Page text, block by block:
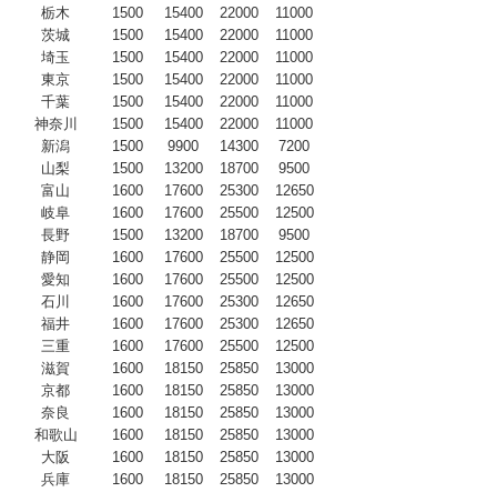
栃木
1500 15400 22000
11000
茨城
1500 15400 22000
11000
埼玉
1500 15400 22000
11000
東京
1500 15400 22000
11000
千葉
1500 15400 22000
11000
神奈川
1500 15400 22000
11000
新潟
1500 9900 14300
7200
山梨
1500 13200 18700
9500
富山
1600 17600 25300
12650
岐阜
1600 17600 25500
12500
長野
1500 13200 18700
9500
静岡
1600 17600 25500
12500
愛知
1600 17600 25500
12500
石川
1600 17600 25300
12650
福井
1600 17600 25300
12650
三重
1600 17600 25500
12500
滋賀
1600 18150 25850
13000
京都
1600 18150 25850
13000
奈良
1600 18150 25850
13000
和歌山
1600 18150 25850
13000
大阪
1600 18150 25850
13000
兵庫
1600 18150 25850
13000